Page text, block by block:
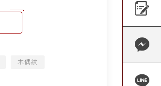
木偶紋